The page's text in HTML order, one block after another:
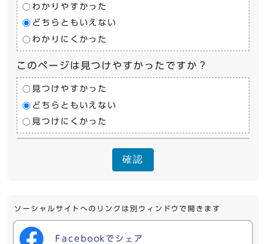
わかりやすかった
どちらともいえない
わかりにくかった
このページは見つけやすかったですか？
見つけやすかった
どちらともいえない
見つけにくかった
確認
ソーシャルサイトへのリンクは別ウィンドウで開きます
Facebookでシェア